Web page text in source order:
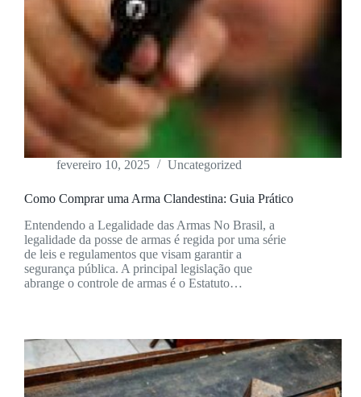
fevereiro 10, 2025 Uncategorized
Como Comprar uma Arma Clandestina: Guia Prático
Entendendo a Legalidade das Armas No Brasil, a
legalidade da posse de armas é regida por uma série
de leis e regulamentos que visam garantir a
segurança pública. A principal legislação que
abrange o controle de armas é o Estatuto…